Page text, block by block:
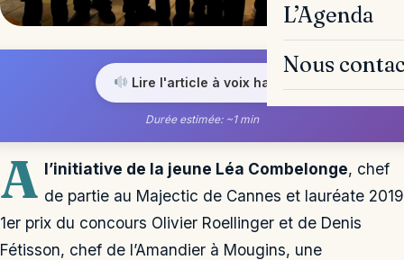
L’Agenda
Nous
Lire l'article à voix haute
Durée estimée: ~1 min
A l’initiative de la jeune Léa Combelonge, chef
de partie au Majectic de Cannes et lauréate 2019
1er prix du concours Olivier Roellinger et de Denis
Fétisson, chef de l’Amandier à Mougins, une